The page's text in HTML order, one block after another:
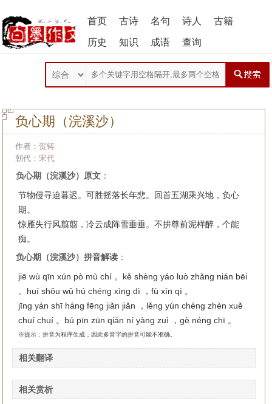
首页 古诗 名句 诗人 古籍
历史 知识 成语 查询
负心期（浣溪沙）
作者：贺铸
朝代：宋代
负心期（浣溪沙）原文 ：
节物侵寻迫暮迟。可胜摇落长年悲。回首五湖乘兴地，负心
期。
惊雁失行风翦翦，冷云成阵雪垂垂。不拚尊前泥样醉，个能
痴。
负心期（浣溪沙）拼音解读 ：
jiē wù qīn xún pò mù chí 。kě shèng yáo luò zhǎng nián bēi
。huí shǒu wǔ hú chéng xìng dì ，fù xīn qī 。
jīng yàn shī háng fēng jiǎn jiǎn ，lěng yún chéng zhèn xuě
chuí chuí 。bú pīn zūn qián ní yàng zuì ，gè néng chī 。
※提示：拼音为程序生成，因此多音字的拼音可能不准确。
相关翻译
相关赏析